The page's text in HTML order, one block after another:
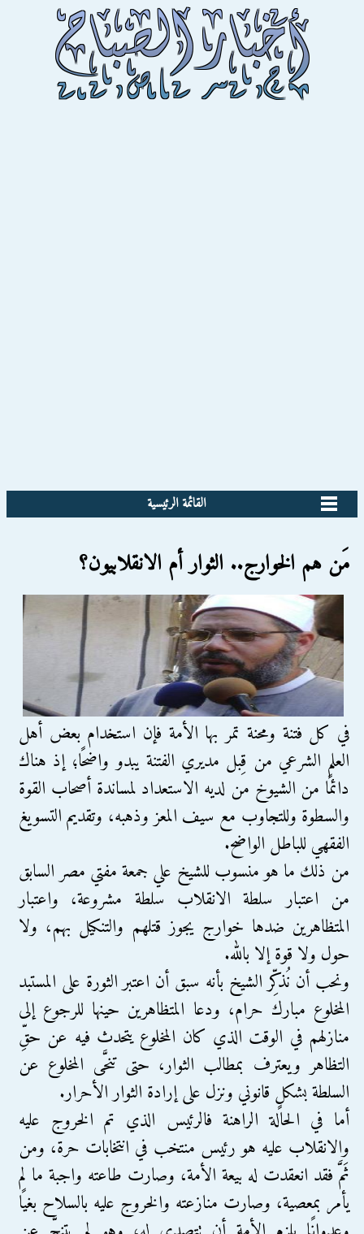
القائمة الرئيسية
مَن هم الخوارج.. الثوار أم الانقلابيون؟
في كل فتنة ومحنة تمر بها الأمة فإن استخدام بعض أهل
العلم الشرعي من قِبل مديري الفتنة يبدو واضحًا؛ إذ هناك
دائمًا من الشيوخ من لديه الاستعداد لمساندة أصحاب القوة
والسطوة وللتجاوب مع سيف المعز وذهبه، وتقديم التسويغ
الفقهي للباطل الواضح.
من ذلك ما هو منسوب للشيخ علي جمعة مفتي مصر السابق
من اعتبار سلطة الانقلاب سلطة مشروعة، واعتبار
المتظاهرين ضدها خوارج يجوز قتلهم والتنكيل بهم، ولا
حول ولا قوة إلا بالله.
ونحب أن نُذكِّر الشيخ بأنه سبق أن اعتبر الثورة على المستبد
المخلوع مبارك حرام، ودعا المتظاهرين حينها للرجوع إلى
منازلهم في الوقت الذي كان المخلوع يتحدث فيه عن حقِّ
التظاهر ويعترف بمطالب الثوار، حتى تنحَّى المخلوع عن
السلطة بشكلٍ قانوني ونزل على إرادة الثوار الأحرار.
أما في الحالة الراهنة فالرئيس الذي تم الخروج عليه
والانقلاب عليه هو رئيس منتخب في انتخابات حرة، ومن
ثَمَّ فقد انعقدت له بيعة الأمة، وصارت طاعته واجبة ما لم
يأمر بمعصية، وصارت منازعته والخروج عليه بالسلاح بغيًا